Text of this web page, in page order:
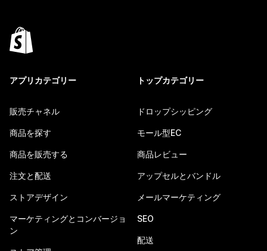
アプリカテゴリー
販売チャネル
商品を探す
商品を販売する
注文と配送
ストアデザイン
マーケティングとコンバージョ
ン
トップカテゴリー
ドロップシッピング
モール型EC
商品レビュー
アップセルとバンドル
メールマーケティング
SEO
配送